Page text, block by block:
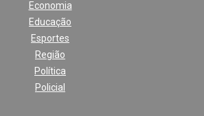
Economia
Educação
Esportes
Região
Política
Policial